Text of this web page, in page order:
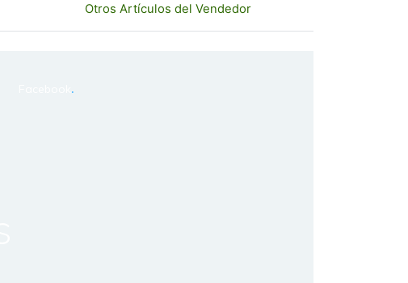
Otros Artículos del Vendedor
.